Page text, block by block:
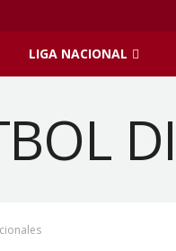
LIGA NACIONAL